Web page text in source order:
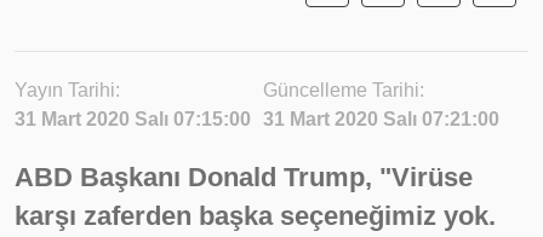
Yayın Tarihi:
31 Mart 2020 Salı 07:15:00
Güncelleme Tarihi:
31 Mart 2020 Salı 07:21:00
ABD Başkanı Donald Trump, "Virüse
karşı zaferden başka seçeneğimiz yok.